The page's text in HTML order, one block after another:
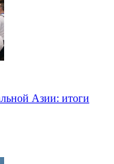
Азии: итоги